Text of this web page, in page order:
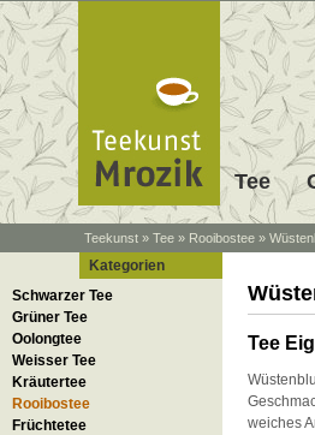
Tee
Teekunst » Tee » Rooibostee »
Kategorien
Schwarzer Tee
Grüner Tee
Oolongtee
Weisser Tee
Kräutertee
Rooibostee
Früchtetee
Tee
weiches